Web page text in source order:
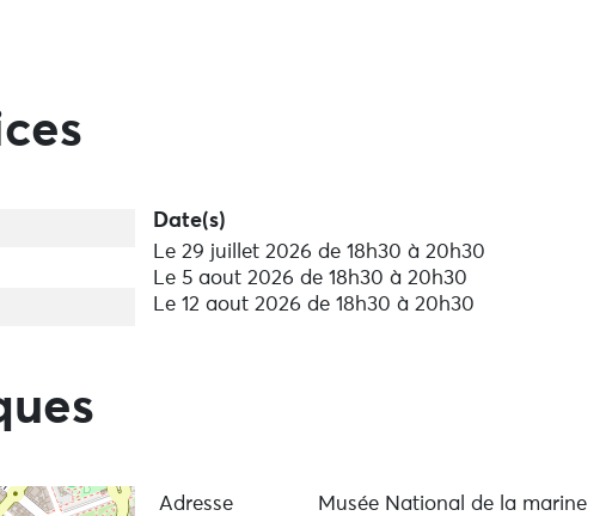
Date(s)
Le 29 juillet 2026 de 18h30 à 20h30
Le 5 aout 2026 de 18h30 à 20h30
Le 12 aout 2026 de 18h30 à 20h30
Adresse
Musée National de la marine